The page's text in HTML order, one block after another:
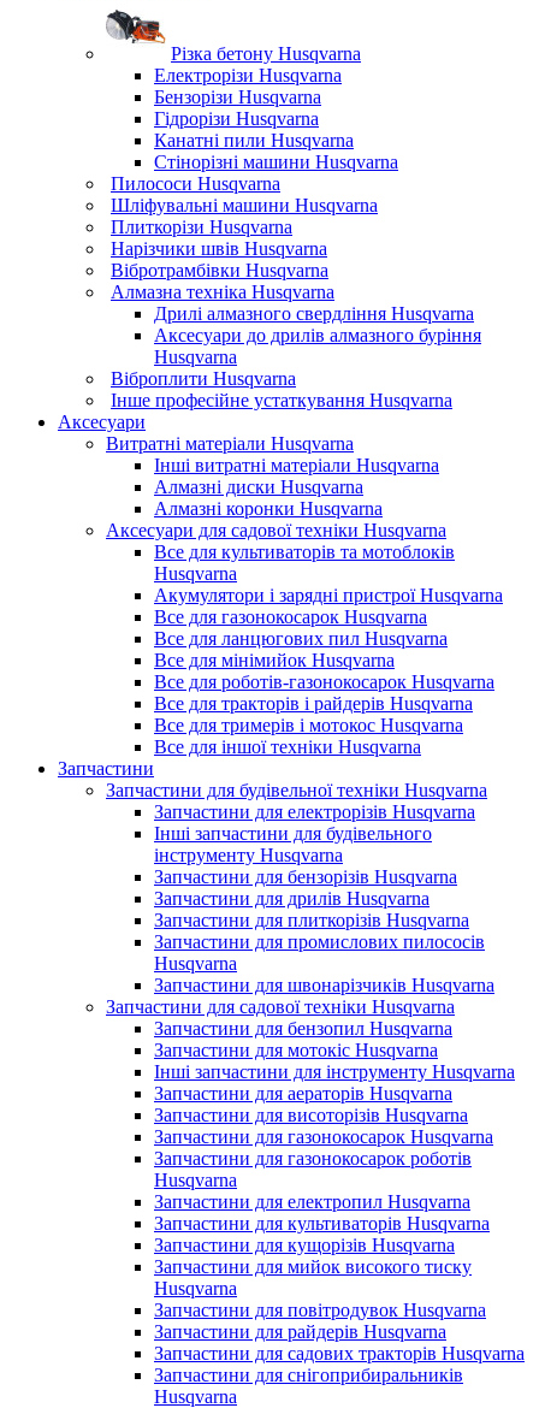
Різка бетону Husqvarna
Електрорізи Husqvarna
Бензорізи Husqvarna
Гідрорізи Husqvarna
Канатні пили Husqvarna
Стінорізні машини Husqvarna
Пилососи Husqvarna
Шліфувальні машини Husqvarna
Плиткорізи Husqvarna
Нарізчики швів Husqvarna
Вібротрамбівки Husqvarna
Алмазна техніка Husqvarna
Дрилі алмазного свердління Husqvarna
Аксесуари до дрилів алмазного буріння
Husqvarna
Віброплити Husqvarna
Інше професійне устаткування Husqvarna
Аксесуари
Витратні матеріали Husqvarna
Інші витратні матеріали Husqvarna
Алмазні диски Husqvarna
Алмазні коронки Husqvarna
Аксесуари для садової техніки Husqvarna
Все для культиваторів та мотоблоків
Husqvarna
Акумулятори і зарядні пристрої Husqvarna
Все для газонокосарок Husqvarna
Все для ланцюгових пил Husqvarna
Все для мінімийок Husqvarna
Все для роботів-газонокосарок Husqvarna
Все для тракторів і райдерів Husqvarna
Все для тримерів і мотокос Husqvarna
Все для іншої техніки Husqvarna
Запчастини
Запчастини для будівельної техніки Husqvarna
Запчастини для електрорізів Husqvarna
Інші запчастини для будівельного
інструменту Husqvarna
Запчастини для бензорізів Husqvarna
Запчастини для дрилів Husqvarna
Запчастини для плиткорізів Husqvarna
Запчастини для промислових пилососів
Husqvarna
Запчастини для швонарізчиків Husqvarna
Запчастини для садової техніки Husqvarna
Запчастини для бензопил Husqvarna
Запчастини для мотокіс Husqvarna
Інші запчастини для інструменту Husqvarna
Запчастини для аераторів Husqvarna
Запчастини для висоторізів Husqvarna
Запчастини для газонокосарок Husqvarna
Запчастини для газонокосарок роботів
Husqvarna
Запчастини для електропил Husqvarna
Запчастини для культиваторів Husqvarna
Запчастини для кущорізів Husqvarna
Запчастини для мийок високого тиску
Husqvarna
Запчастини для повітродувок Husqvarna
Запчастини для райдерів Husqvarna
Запчастини для садових тракторів Husqvarna
Запчастини для снігоприбиральників
Husqvarna